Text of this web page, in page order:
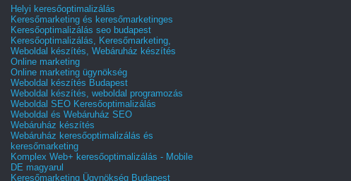
Helyi keresőoptimalizálás
Keresőmarketing és keresőmarketinges
Keresőoptimalizálás seo budapest
Keresőoptimalizálás, Keresőmarketing,
Weboldal készítés, Webáruház készítés
Online marketing
Online marketing ügynökség
Weboldal készítés Budapest
Weboldal készítés, weboldal programozás
Weboldal SEO Keresőoptimalizálás
Weboldal és Webáruház SEO
Webáruház készítés
Webáruház keresőoptimalizálás és
keresőmarketing
Komplex Web+ keresőoptimalizálás - Mobile
DE magyarul
Keresőmarketing Ügynökség Budapest